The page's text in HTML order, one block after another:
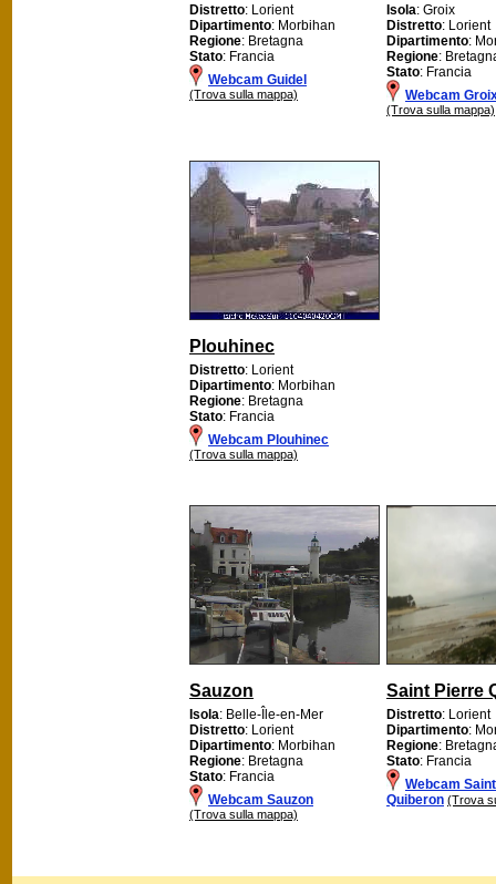
Distretto: Lorient
Dipartimento: Morbihan
Regione: Bretagna
Stato: Francia
Webcam Guidel
(Trova sulla mappa)
Isola: Groix
Distretto: Lorient
Dipartimento:
Regione:
Stato: Francia
Webcam
(Trova sulla mappa)
Plouhinec
Distretto: Lorient
Dipartimento: Morbihan
Regione: Bretagna
Stato: Francia
Webcam Plouhinec
(Trova sulla mappa)
Sauzon
Isola: Belle-Île-en-Mer
Distretto: Lorient
Dipartimento: Morbihan
Regione: Bretagna
Stato: Francia
Webcam Sauzon
(Trova sulla mappa)
Saint Pierre
Distretto: Lorient
Dipartimento:
Regione:
Stato: Francia
Webcam
Quiberon (Trova